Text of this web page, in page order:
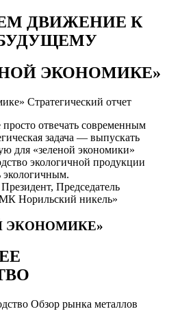
ДВИЖЕНИЕ К
ЭКОНОМИКЕ»
Стратегический отчет
отвечать современным
задача — выпускать
для «зеленой экономики»
экологичной продукции
Президент, Председатель
Норильский никель»
ЭКОНОМИКЕ»
Обзор рынка металлов